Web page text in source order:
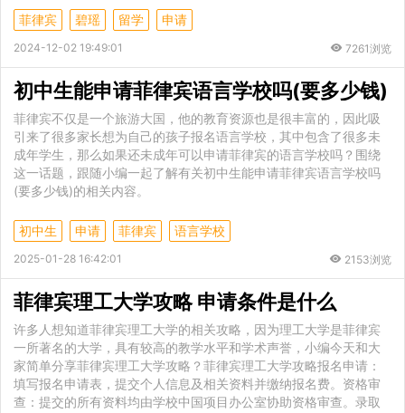
菲律宾 碧瑶 留学 申请
2024-12-02 19:49:01 7261浏览
初中生能申请菲律宾语言学校吗(要多少钱)
菲律宾不仅是一个旅游大国，他的教育资源也是很丰富的，因此吸
引来了很多家长想为自己的孩子报名语言学校，其中包含了很多未
成年学生，那么如果还未成年可以申请菲律宾的语言学校吗？围绕
这一话题，跟随小编一起了解有关初中生能申请菲律宾语言学校吗
(要多少钱)的相关内容。
初中生 申请 菲律宾 语言学校
2025-01-28 16:42:01 2153浏览
菲律宾理工大学攻略 申请条件是什么
许多人想知道菲律宾理工大学的相关攻略，因为理工大学是菲律宾
一所著名的大学，具有较高的教学水平和学术声誉，小编今天和大
家简单分享菲律宾理工大学攻略？菲律宾理工大学攻略报名申请：
填写报名申请表，提交个人信息及相关资料并缴纳报名费。资格审
查：提交的所有资料均由学校中国项目办公室协助资格审查。录取